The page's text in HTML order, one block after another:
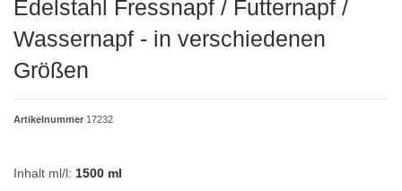
Edelstahl Fressnapf / Futternapf /
Wassernapf - in verschiedenen
Größen
Artikelnummer 17232
Inhalt ml/l: 1500 ml